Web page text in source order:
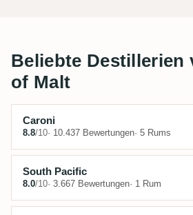
Beliebte Destillerien
of Malt
Caroni
8.8/10· 10.437 Bewertungen· 5 Rums
South Pacific
8.0/10· 3.667 Bewertungen· 1 Rum